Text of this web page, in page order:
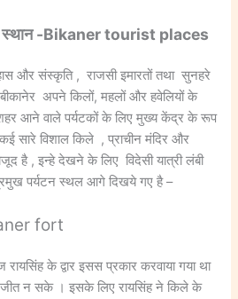
स्थान -Bikaner tourist places
और संस्कृति , राजसी इमारतों तथा सुनहरे
अपने किलों, महलों और हवेलियों के
आने वाले पर्यटकों के लिए मुख्य केंद्र के रूप
सारे विशाल किले , प्राचीन मंदिर और
है , इन्हे देखने के लिए विदेसी यात्री लंबी
पर्यटन स्थल आगे दिखये गए है –
fort
रायसिंह के द्वार इसस प्रकार करवाया गया था
न सके । इसके लिए रायसिंह ने किले के